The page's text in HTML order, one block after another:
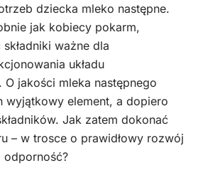
dziecka mleko następne.
jak kobiecy pokarm,
ważne dla
układu
jakości mleka następnego
wyjątkowy element, a dopiero
Jak zatem dokonać
– w trosce o prawidłowy rozwój
odporność?